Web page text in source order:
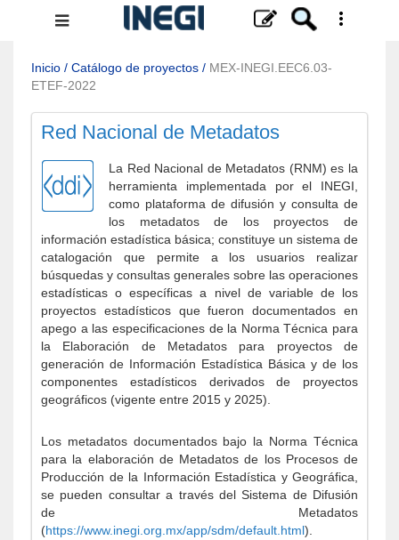
Menú
navegación
Inicio / Catálogo de proyectos / MEX-INEGI.EEC6.03-
ETEF-2022
Red Nacional de Metadatos
La Red Nacional de Metadatos (RNM) es la
herramienta implementada por el INEGI,
como plataforma de difusión y consulta de
los metadatos de los proyectos de
información estadística básica; constituye un sistema de
catalogación que permite a los usuarios realizar
búsquedas y consultas generales sobre las operaciones
estadísticas o específicas a nivel de variable de los
proyectos estadísticos que fueron documentados en
apego a las especificaciones de la Norma Técnica para
la Elaboración de Metadatos para proyectos de
generación de Información Estadística Básica y de los
componentes estadísticos derivados de proyectos
geográficos (vigente entre 2015 y 2025).
Los metadatos documentados bajo la Norma Técnica
para la elaboración de Metadatos de los Procesos de
Producción de la Información Estadística y Geográfica,
se pueden consultar a través del Sistema de Difusión
de Metadatos
(https://www.inegi.org.mx/app/sdm/default.html).